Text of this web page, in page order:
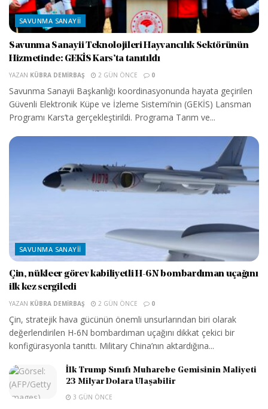
SAVUNMA SANAYII
Savunma Sanayii Teknolojileri Hayvancılık Sektörünün
Hizmetinde: GEKİS Kars’ta tanıtıldı
YAZAN KÜBRA DEMIRBAŞ 2 GÜN ÖNCE 0
Savunma Sanayii Başkanlığı koordinasyonunda hayata geçirilen
Güvenli Elektronik Küpe ve İzleme Sistemi’nin (GEKİS) Lansman
Programı Kars’ta gerçekleştirildi. Programa Tarım ve...
SAVUNMA SANAYII
Çin, nükleer görev kabiliyetli H-6N bombardıman uçağını
ilk kez sergiledi
YAZAN KÜBRA DEMIRBAŞ 2 GÜN ÖNCE 0
Çin, stratejik hava gücünün önemli unsurlarından biri olarak
değerlendirilen H-6N bombardıman uçağını dikkat çekici bir
konfigürasyonla tanıttı. Military China’nın aktardığına...
İlk Trump Sınıfı Muharebe Gemisinin Maliyeti
23 Milyar Dolara Ulaşabilir
3 GÜN ÖNCE